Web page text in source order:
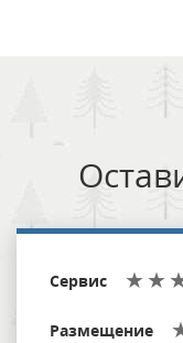
Сервис
Размещение